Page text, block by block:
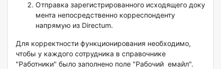
Отправка зарегистрированного исходящего доку
мента непосредственно корреспонденту
напрямую из Directum.
Для корректности функционирования необходимо,
чтобы у каждого сотрудника в справочнике
"Работники" было заполнено поле "Рабочий емайл".